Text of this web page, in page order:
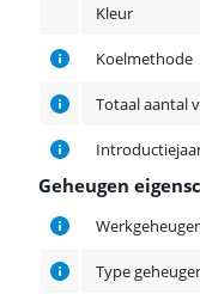
Kleur
Koelmethode
Totaal aantal
Geheugen
Geheugen eigenschappen
Type